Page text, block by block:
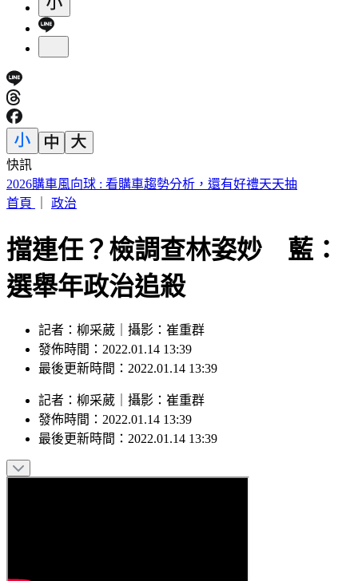
快訊
早知方志友、楊銘威離婚 女星3月洩端倪：相愛容易相處難
首頁
政治
擋連任？檢調查林姿妙 藍：
選舉年政治追殺
記者：柳采葳｜攝影：崔重群
發佈時間：2022.01.14 13:39
最後更新時間：2022.01.14 13:39
記者 ： 柳采葳 攝影 ： 崔重群
發佈時間： 2022.01.14 13:39
最後更新時間： 2022.01.14 13:39